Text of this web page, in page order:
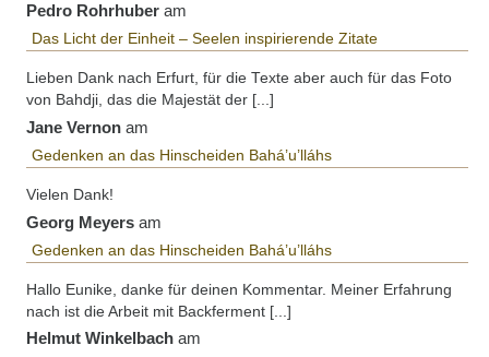
Pedro Rohrhuber am
Das Licht der Einheit – Seelen inspirierende Zitate
Lieben Dank nach Erfurt, für die Texte aber auch für das Foto
von Bahdji, das die Majestät der [...]
Jane Vernon am
Gedenken an das Hinscheiden Bahá’u’lláhs
Vielen Dank!
Georg Meyers am
Gedenken an das Hinscheiden Bahá’u’lláhs
Hallo Eunike, danke für deinen Kommentar. Meiner Erfahrung
nach ist die Arbeit mit Backferment [...]
Helmut Winkelbach am